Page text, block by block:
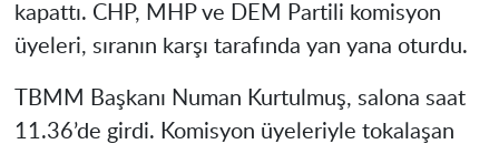
kapattı. CHP, MHP ve DEM Partili komisyon
üyeleri, sıranın karşı tarafında yan yana oturdu.
TBMM Başkanı Numan Kurtulmuş, salona saat
11.36’de girdi. Komisyon üyeleriyle tokalaşan